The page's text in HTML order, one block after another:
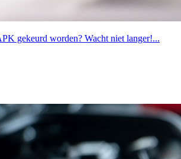
gekeurd worden? Wacht niet langer!...